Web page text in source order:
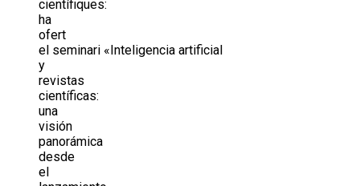
científiques:
ha
ofert
el seminari «Inteligencia artificial
y
revistas
científicas:
una
visión
panorámica
desde
el